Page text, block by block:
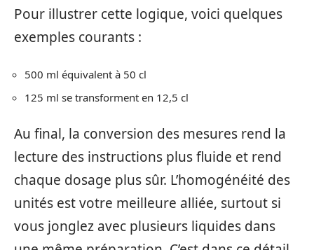
Pour illustrer cette logique, voici quelques
exemples courants :
500 ml équivalent à 50 cl
125 ml se transforment en 12,5 cl
Au final, la conversion des mesures rend la
lecture des instructions plus fluide et rend
chaque dosage plus sûr. L’homogénéité des
unités est votre meilleure alliée, surtout si
vous jonglez avec plusieurs liquides dans